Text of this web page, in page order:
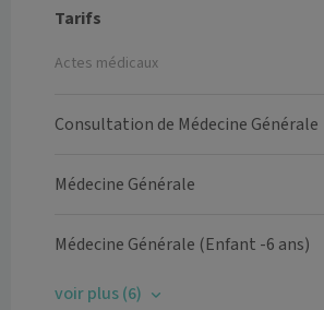
Tarifs
Actes médicaux
Consultation de Médecine Générale
Médecine Générale
Médecine Générale (Enfant -6 ans)
voir plus (6)